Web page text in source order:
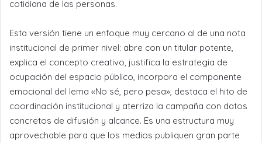
cotidiana de las personas.
Esta versión tiene un enfoque muy cercano al de una nota
institucional de primer nivel: abre con un titular potente,
explica el concepto creativo, justifica la estrategia de
ocupación del espacio público, incorpora el componente
emocional del lema «No sé, pero pesa», destaca el hito de
coordinación institucional y aterriza la campaña con datos
concretos de difusión y alcance. Es una estructura muy
aprovechable para que los medios publiquen gran parte